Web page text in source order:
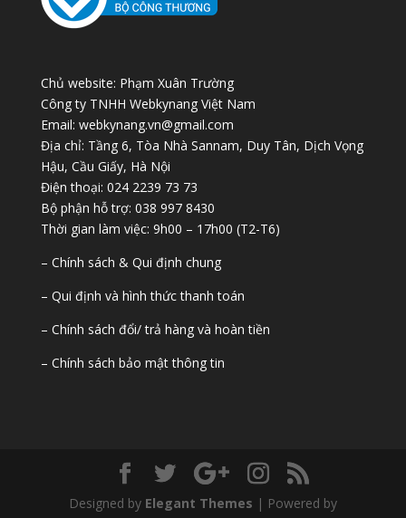
Chủ website: Phạm Xuân Trường
Công ty TNHH Webkynang Việt Nam
Email: webkynang.vn@gmail.com
Địa chỉ: Tầng 6, Tòa Nhà Sannam, Duy Tân, Dịch Vọng
Hậu, Cầu Giấy, Hà Nội
Điện thoại: 024 2239 73 73
Bộ phận hỗ trợ: 038 997 8430
Thời gian làm việc: 9h00 – 17h00 (T2-T6)
– Chính sách & Qui định chung
– Qui định và hình thức thanh toán
– Chính sách đổi/ trả hàng và hoàn tiền
– Chính sách bảo mật thông tin
Designed by Elegant Themes | Powered by